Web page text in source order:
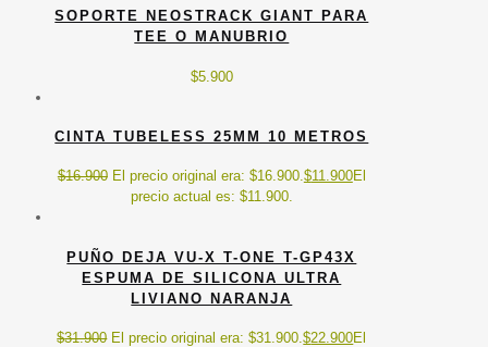
SOPORTE NEOSTRACK GIANT PARA
TEE O MANUBRIO
$5.900
CINTA TUBELESS 25MM 10 METROS
$16.900 El precio original era: $16.900.$11.900El
precio actual es: $11.900.
PUÑO DEJA VU-X T-ONE T-GP43X
ESPUMA DE SILICONA ULTRA
LIVIANO NARANJA
$31.900 El precio original era: $31.900.$22.900El